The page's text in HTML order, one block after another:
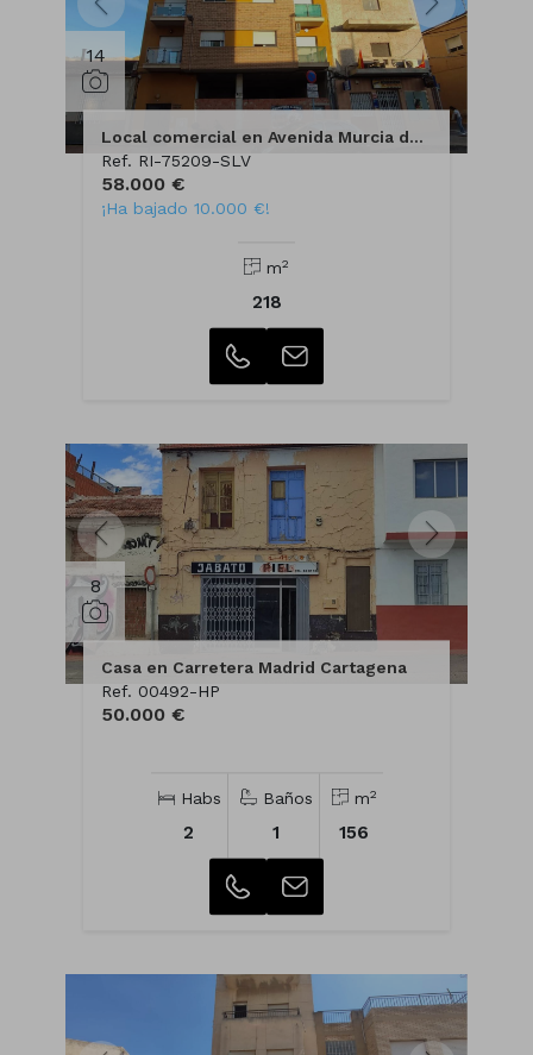
14
Local comercial en Avenida Murcia de Los Ramos
Ref. RI-75209-SLV
58.000 €
¡Ha bajado 10.000 €!
m2
218
8
Casa en Carretera Madrid Cartagena
Ref. 00492-HP
50.000 €
Habs
2
Baños
1
m2
156